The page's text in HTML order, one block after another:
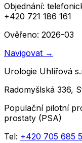
Objednání:
+420 721 186 161
Ověřeno: 2026-03
Navigovat →
Urologie Uhlířová
Radomyšlská 336,
Populační pilotní
prostaty (PSA)
Tel: +420 705 685